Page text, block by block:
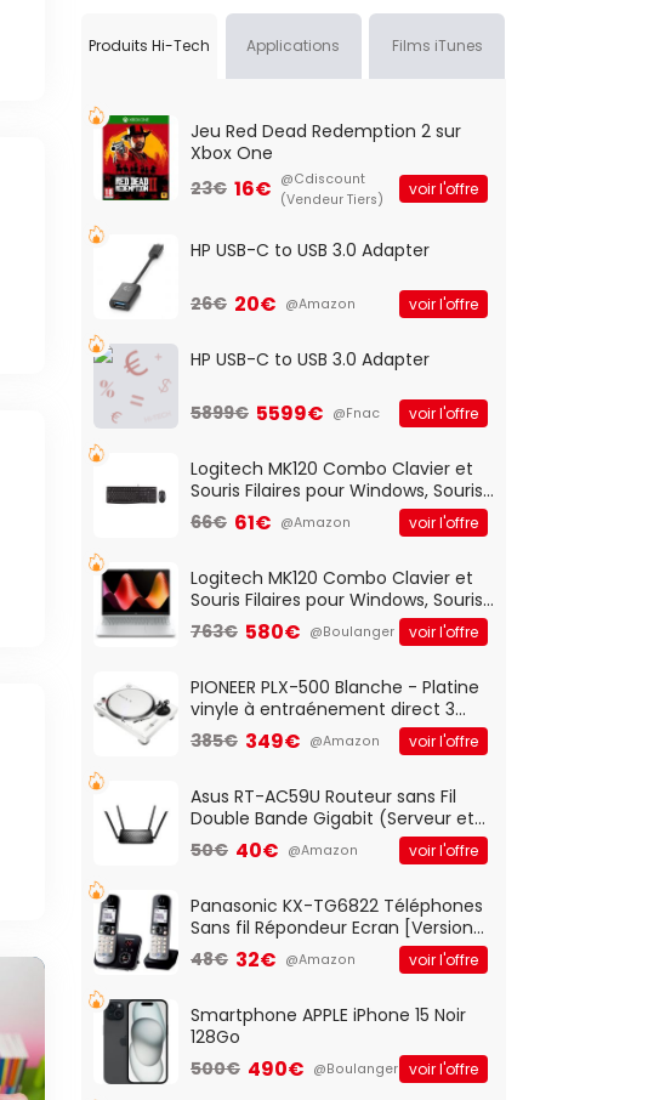
Produits Hi-Tech Applications Films iTunes
Jeu Red Dead Redemption 2 sur
Xbox One
23€ 16€ @Cdiscount
(Vendeur Tiers)
voir l'offre
HP USB-C to USB 3.0 Adapter
26€ 20€ @Amazon voir l'offre
HP USB-C to USB 3.0 Adapter
5899€ 5599€ @Fnac voir l'offre
Logitech MK120 Combo Clavier et
Souris Filaires pour Windows, Souris
Optique Filaire, Connexion USB Plug
And Play, Confortable, Taille
QWERTY UK - Noir
66€ 61€ @Amazon voir l'offre
Logitech MK120 Combo Clavier et
Souris Filaires pour Windows, Souris
Optique Filaire, Connexion USB Plug
And Play, Confortable, Taille
QWERTY UK - Noir
763€ 580€ @Boulanger voir l'offre
PIONEER PLX-500 Blanche - Platine
vinyle à entraénement direct 3
vitesses (33-45-78 trs/min) avec
pre-ampli intégré et port USB
385€ 349€ @Amazon voir l'offre
Asus RT-AC59U Routeur sans Fil
Double Bande Gigabit (Serveur et
Client VPN, Triple Vlan, Mode Point
d'accès et Bridge, contrôle
50€ 40€ @Amazon voir l'offre
Panasonic KX-TG6822 Téléphones
Sans fil Répondeur Ecran [Version
Française]
48€ 32€ @Amazon voir l'offre
Smartphone APPLE iPhone 15 Noir
128Go
500€ 490€ @Boulanger voir l'offre